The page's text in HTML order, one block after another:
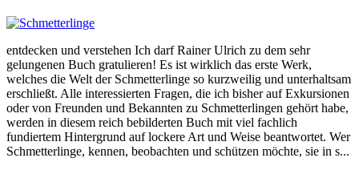
entdecken und verstehen Ich darf Rainer Ulrich zu dem sehr
gelungenen Buch gratulieren! Es ist wirklich das erste Werk,
welches die Welt der Schmetterlinge so kurzweilig und unterhaltsam
erschließt. Alle interessierten Fragen, die ich bisher auf Exkursionen
oder von Freunden und Bekannten zu Schmetterlingen gehört habe,
werden in diesem reich bebilderten Buch mit viel fachlich
fundiertem Hintergrund auf lockere Art und Weise beantwortet. Wer
Schmetterlinge, kennen, beobachten und schützen möchte, sie in s...